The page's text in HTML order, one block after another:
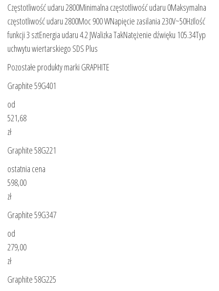
Częstotliwość udaru 2800Minimalna częstotliwość udaru 0Maksymalna
częstotliwość udaru 2800Moc 900 WNapięcie zasilania 230V~50HzIlość
funkcji 3 sztEnergia udaru 4.2 JWalizka TakNatężenie dźwięku 105.34Typ
uchwytu wiertarskiego SDS Plus
Pozostałe produkty marki GRAPHITE
Graphite 59G401
od
521,68
zł
Graphite 58G221
ostatnia cena
598,00
zł
Graphite 59G347
od
279,00
zł
Graphite 58G225